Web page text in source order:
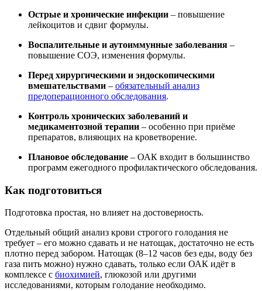
Острые и хронические инфекции – повышение
лейкоцитов и сдвиг формулы.
Воспалительные и аутоиммунные заболевания –
повышение СОЭ, изменения формулы.
Перед хирургическими и эндоскопическими
вмешательствами – обязательный анализ
предоперационного обследования.
Контроль хронических заболеваний и
медикаментозной терапии – особенно при приёме
препаратов, влияющих на кроветворение.
Плановое обследование – ОАК входит в большинство
программ ежегодного профилактического обследования.
Как подготовиться
Подготовка простая, но влияет на достоверность.
Отдельный общий анализ крови строгого голодания не
требует – его можно сдавать и не натощак, достаточно не есть
плотно перед забором. Натощак (8–12 часов без еды, воду без
газа пить можно) нужно сдавать, только если ОАК идёт в
комплексе с биохимией, глюкозой или другими
исследованиями, которым голодание необходимо.